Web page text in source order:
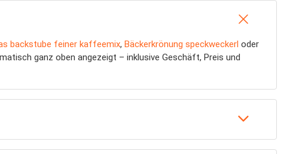
backstube feiner kaffeemix, Bäckerkrönung speckweckerl oder
ganz oben angezeigt – inklusive Geschäft, Preis und